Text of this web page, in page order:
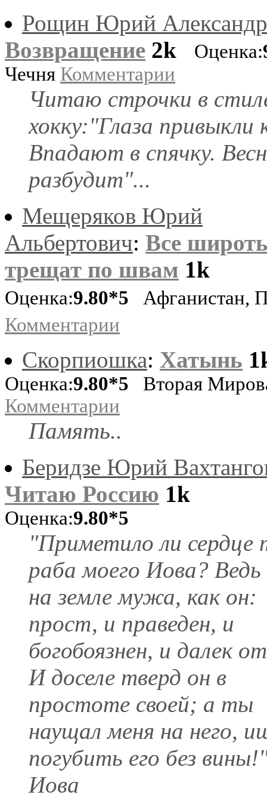
Рощин Юрий
Возвращение 2k Оценка:
Чечня Комментарии
Читаю строчки в
хокку:"Глаза привыкли
Впадают в спячку.
разбудит"...
Мещеряков Юрий
Альбертович: Все
трещат по швам 1k
Оценка:9.80*5 Афганистан,
Комментарии
Скорпиошка: Хатынь
Оценка:9.80*5 Вторая
Комментарии
Память..
Беридзе Юрий
Читаю Россию 1k
Оценка:9.80*5
"Приметило ли сердце
раба моего Иова?
на земле мужа, как он:
прост, и праведен, и
богобоязнен, и далек
И доселе тверд он в
простоте своей; а ты
наущал меня на него,
погубить его без
Иова